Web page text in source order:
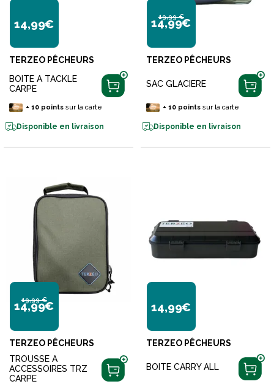
14,99€
TERZEO PÊCHEURS
BOITE A TACKLE
CARPE
+ 10pointssur la carte
Disponible en livraison
19,99 €
14,99€
TERZEO PÊCHEURS
SAC GLACIERE
+ 10pointssur la carte
Disponible en livraison
19,99 €
14,99€
TERZEO PÊCHEURS
TROUSSE A
ACCESSOIRES TRZ
CARPE
14,99€
TERZEO PÊCHEURS
BOITE CARRY ALL